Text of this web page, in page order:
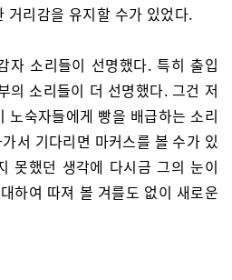
거리감을 유지할 수가 있었다.
자 소리들이 선명했다. 특히 출입
의 소리들이 더 선명했다. 그건 저
노숙자들에게 빵을 배급하는 소리
서 기다리면 마커스를 볼 수가 있
못했던 생각에 다시금 그의 눈이
하여 따져 볼 겨를도 없이 새로운